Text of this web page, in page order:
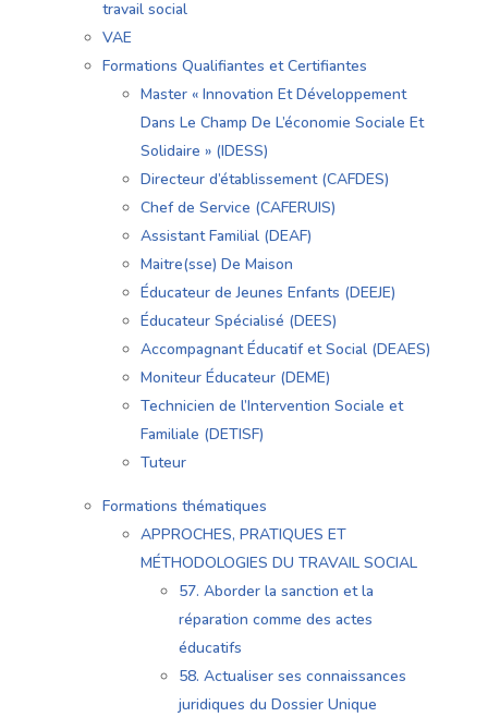
travail social
VAE
Formations Qualifiantes et Certifiantes
Master « Innovation Et Développement
Dans Le Champ De L’économie Sociale Et
Solidaire » (IDESS)
Directeur d’établissement (CAFDES)
Chef de Service (CAFERUIS)
Assistant Familial (DEAF)
Maitre(sse) De Maison
Éducateur de Jeunes Enfants (DEEJE)
Éducateur Spécialisé (DEES)
Accompagnant Éducatif et Social (DEAES)
Moniteur Éducateur (DEME)
Technicien de l’Intervention Sociale et
Familiale (DETISF)
Tuteur
Formations thématiques
APPROCHES, PRATIQUES ET
MÉTHODOLOGIES DU TRAVAIL SOCIAL
57. Aborder la sanction et la
réparation comme des actes
éducatifs
58. Actualiser ses connaissances
juridiques du Dossier Unique